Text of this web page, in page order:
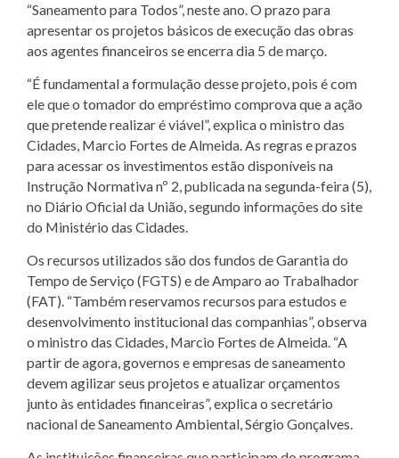
“Saneamento para Todos”, neste ano. O prazo para
apresentar os projetos básicos de execução das obras
aos agentes financeiros se encerra dia 5 de março.
“É fundamental a formulação desse projeto, pois é com
ele que o tomador do empréstimo comprova que a ação
que pretende realizar é viável”, explica o ministro das
Cidades, Marcio Fortes de Almeida. As regras e prazos
para acessar os investimentos estão disponíveis na
Instrução Normativa nº 2, publicada na segunda-feira (5),
no Diário Oficial da União, segundo informações do site
do Ministério das Cidades.
Os recursos utilizados são dos fundos de Garantia do
Tempo de Serviço (FGTS) e de Amparo ao Trabalhador
(FAT). “Também reservamos recursos para estudos e
desenvolvimento institucional das companhias”, observa
o ministro das Cidades, Marcio Fortes de Almeida. “A
partir de agora, governos e empresas de saneamento
devem agilizar seus projetos e atualizar orçamentos
junto às entidades financeiras”, explica o secretário
nacional de Saneamento Ambiental, Sérgio Gonçalves.